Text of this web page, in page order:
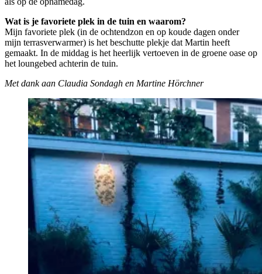
Wat is je favoriete plek in de tuin en waarom?
Mijn favoriete plek (in de ochtendzon en op koude dagen onder
mijn terrasverwarmer) is het beschutte plekje dat Martin heeft
gemaakt. In de middag is het heerlijk vertoeven in de groene oase op
het loungebed achterin de tuin.
Met dank aan Claudia Sondagh en Martine Hörchner